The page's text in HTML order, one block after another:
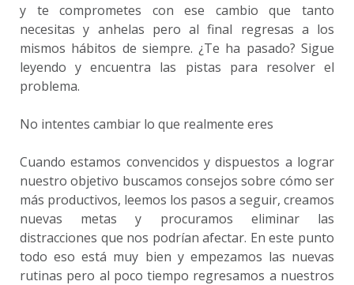
y te comprometes con ese cambio que tanto
necesitas y anhelas pero al final regresas a los
mismos hábitos de siempre. ¿Te ha pasado? Sigue
leyendo y encuentra las pistas para resolver el
problema.
No intentes cambiar lo que realmente eres
Cuando estamos convencidos y dispuestos a lograr
nuestro objetivo buscamos consejos sobre cómo ser
más productivos, leemos los pasos a seguir, creamos
nuevas metas y procuramos eliminar las
distracciones que nos podrían afectar. En este punto
todo eso está muy bien y empezamos las nuevas
rutinas pero al poco tiempo regresamos a nuestros